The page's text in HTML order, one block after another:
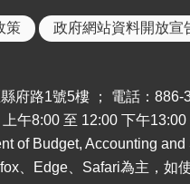
策 政府網站資料開放宣
府路1號5樓 ； 電話：886-
午8:00 至 12:00 下午
of Budget, Accounting
、Edge、Safari為主，如